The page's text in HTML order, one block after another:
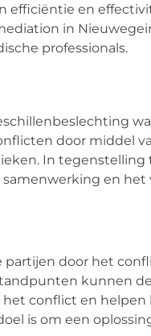
efficiëntie en
in
professionals.
door middel
In tegenstelling
en het
door het
kunnen
conflict en helpen
is om een